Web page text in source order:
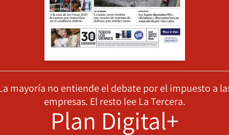
mayoría no entiende el debate por el impuesto a
empresas. El resto lee La Tercera.
Plan Digital+